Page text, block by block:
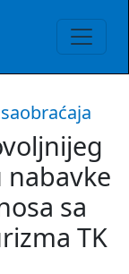
sa
TK